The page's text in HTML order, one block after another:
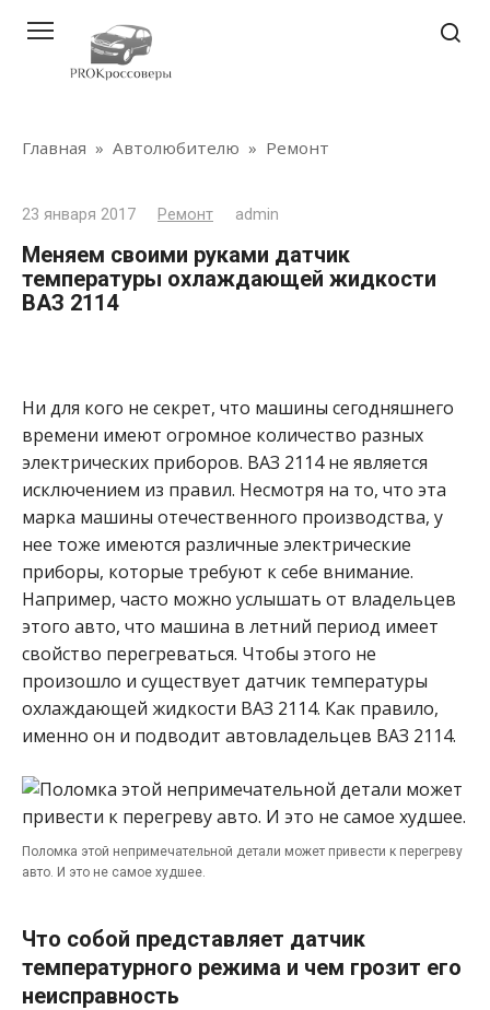
контенту
Главная » Автолюбителю » Ремонт
23 января 2017 Ремонт admin
Меняем своими руками датчик
температуры охлаждающей жидкости
ВАЗ 2114
Ни для кого не секрет, что машины сегодняшнего
времени имеют огромное количество разных
электрических приборов. ВАЗ 2114 не является
исключением из правил. Несмотря на то, что эта
марка машины отечественного производства, у
нее тоже имеются различные электрические
приборы, которые требуют к себе внимание.
Например, часто можно услышать от владельцев
этого авто, что машина в летний период имеет
свойство перегреваться. Чтобы этого не
произошло и существует датчик температуры
охлаждающей жидкости ВАЗ 2114. Как правило,
именно он и подводит автовладельцев ВАЗ 2114.
Поломка этой непримечательной детали может привести к перегреву
авто. И это не самое худшее.
Что собой представляет датчик
температурного режима и чем грозит его
неисправность